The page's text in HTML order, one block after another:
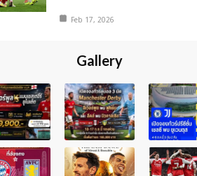
Feb 17, 2026
Gallery